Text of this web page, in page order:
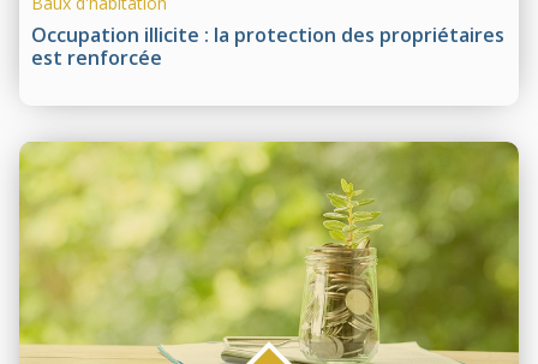
Occupation illicite : la protection des propriétaires
est renforcée